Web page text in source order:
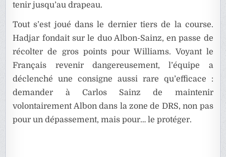
tenir jusqu’au drapeau.
Tout s’est joué dans le dernier tiers de la course.
Hadjar fondait sur le duo Albon-Sainz, en passe de
récolter de gros points pour Williams. Voyant le
Français revenir dangereusement, l’équipe a
déclenché une consigne aussi rare qu’efficace :
demander à Carlos Sainz de maintenir
volontairement Albon dans la zone de DRS, non pas
pour un dépassement, mais pour… le protéger.